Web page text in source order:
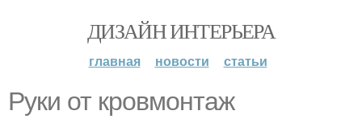
ДИЗАЙН ИНТЕРЬЕРА
главная новости статьи
Руки от кровмонтаж